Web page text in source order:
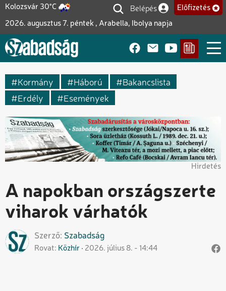
Ugrás
tartalomra
Kolozsvár 30°C
2026. augusztus 7. péntek , Arabella, Ibolya napja
Felhasználói fiók
Belépés Előfizetés
Kormány Háború
Bakancslista
Erdély
Események
Hirdetés
A napokban országszerte
viharok várhatók
Szerző Szabadság
Rovat Közhír 2026. július 8. - 14:44